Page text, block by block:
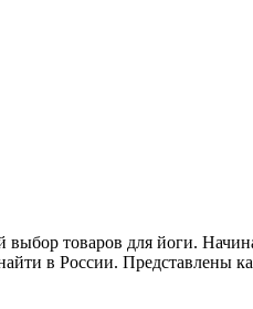
товаров для йоги.
в России. Представлены